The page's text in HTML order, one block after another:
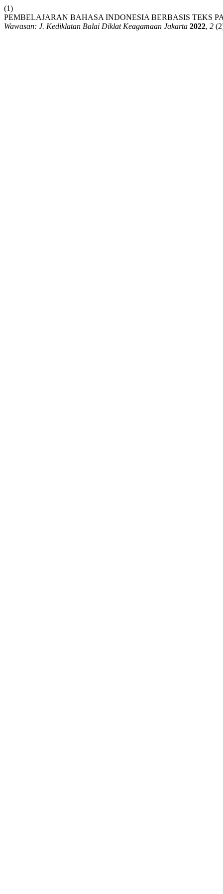
(1)
PEMBELAJARAN BAHASA INDONESIA BERBASIS TEKS
Wawasan: J. Kediklatan Balai Diklat Keagamaan Jakarta 2022, 2